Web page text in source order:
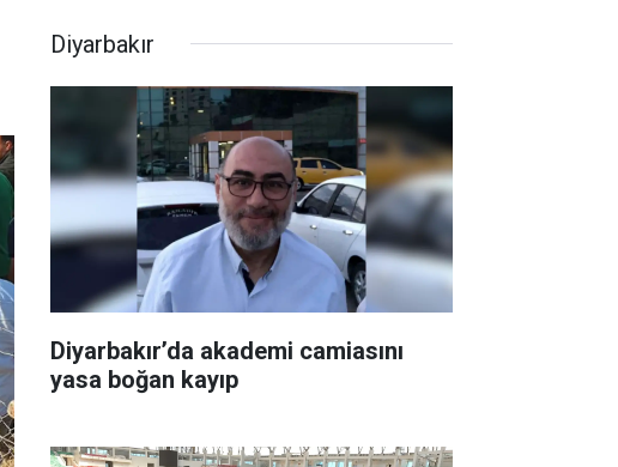
Diyarbakır
Diyarbakır’da akademi camiasını
yasa boğan kayıp